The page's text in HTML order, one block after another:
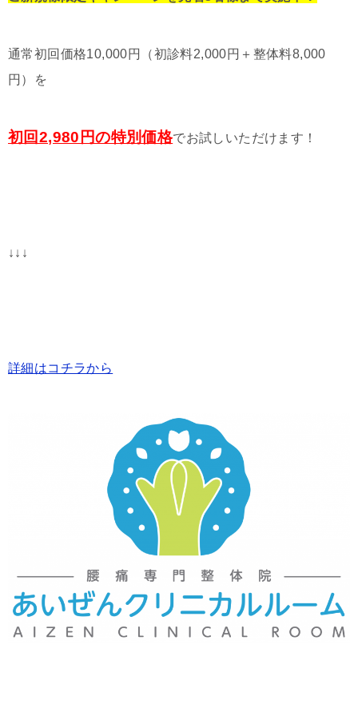
通常初回価格10,000円（初診料2,000円＋整体料8,000
円）を
初回2,980円の特別価格でお試しいただけます！
↓↓↓
詳細はコチラから